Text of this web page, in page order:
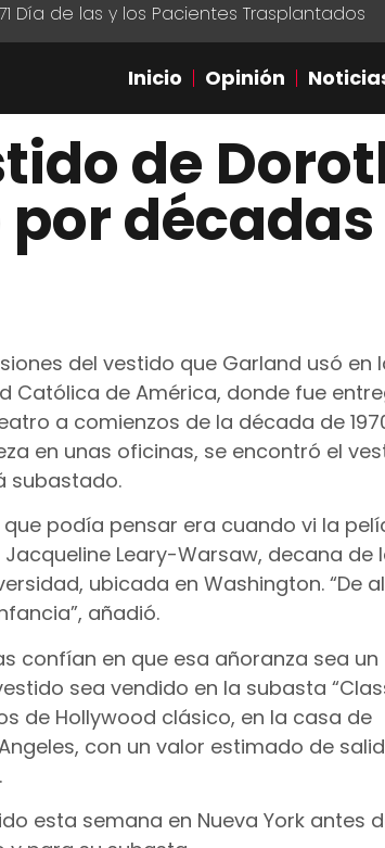
Día de las y los Pacientes Trasplantados
Inicio Opinión
de
décadas
del vestido que Garland usó en
Católica de América, donde fue
a comienzos de la década de
en unas oficinas, se encontró el
subastado.
podía pensar era cuando vi la
Leary-Warsaw, decana de
ubicada en Washington. “De
añadió.
confían en que esa añoranza sea un
sea vendido en la subasta
de Hollywood clásico, en la casa de
con un valor estimado de
esta semana en Nueva York antes